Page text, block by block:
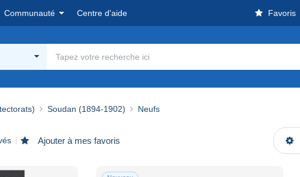
Communauté Centre d'aide Favoris
Soudan (1894-1902) Neufs
Ajouter à mes favoris